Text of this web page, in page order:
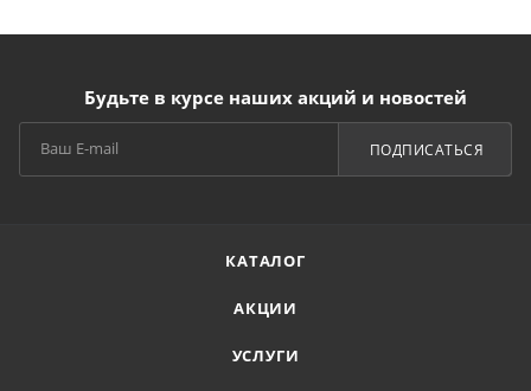
Будьте в курсе наших акций и новостей
ПОДПИСАТЬСЯ
КАТАЛОГ
АКЦИИ
УСЛУГИ